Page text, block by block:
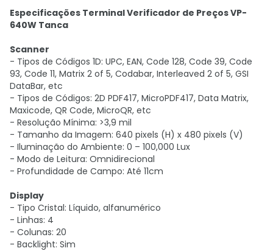
Especificações Terminal Verificador de Preços VP-
640W Tanca
Scanner
- Tipos de Códigos 1D: UPC, EAN, Code 128, Code 39, Code
93, Code 11, Matrix 2 of 5, Codabar, Interleaved 2 of 5, GSI
DataBar, etc
- Tipos de Códigos: 2D PDF417, MicroPDF417, Data Matrix,
Maxicode, QR Code, MicroQR, etc
- Resolução Mínima: >3,9 mil
- Tamanho da Imagem: 640 pixels (H) x 480 pixels (V)
- Iluminação do Ambiente: 0 – 100,000 Lux
- Modo de Leitura: Omnidirecional
- Profundidade de Campo: Até 11cm
Display
- Tipo Cristal: Líquido, alfanumérico
- Linhas: 4
- Colunas: 20
- Backlight: Sim